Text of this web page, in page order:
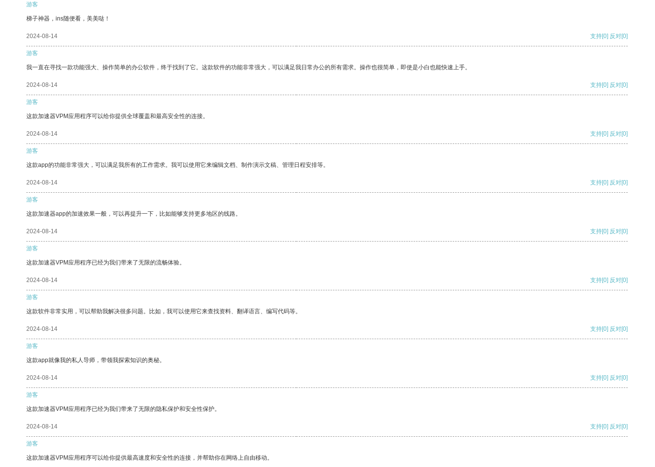
游客
梯子神器，ins随便看，美美哒！
2024-08-14 支持[0] 反对[0]
游客
我一直在寻找一款功能强大、操作简单的办公软件，终于找到了它。这款软件的功能非常强大，可以满足我日常办公的所有需求。操作也很简单，即使是小白也能快速上手。
2024-08-14 支持[0] 反对[0]
游客
这款加速器VPM应用程序可以给你提供全球覆盖和最高安全性的连接。
2024-08-14 支持[0] 反对[0]
游客
这款app的功能非常强大，可以满足我所有的工作需求。我可以使用它来编辑文档、制作演示文稿、管理日程安排等。
2024-08-14 支持[0] 反对[0]
游客
这款加速器app的加速效果一般，可以再提升一下，比如能够支持更多地区的线路。
2024-08-14 支持[0] 反对[0]
游客
这款加速器VPM应用程序已经为我们带来了无限的流畅体验。
2024-08-14 支持[0] 反对[0]
游客
这款软件非常实用，可以帮助我解决很多问题。比如，我可以使用它来查找资料、翻译语言、编写代码等。
2024-08-14 支持[0] 反对[0]
游客
这款app就像我的私人导师，带领我探索知识的奥秘。
2024-08-14 支持[0] 反对[0]
游客
这款加速器VPM应用程序已经为我们带来了无限的隐私保护和安全性保护。
2024-08-14 支持[0] 反对[0]
游客
这款加速器VPM应用程序可以给你提供最高速度和安全性的连接，并帮助你在网络上自由移动。